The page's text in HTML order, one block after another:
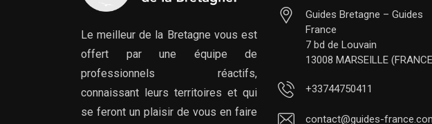
Le meilleur de la Bretagne vous est
offert par une équipe de
professionnels réactifs,
connaissant leurs territoires et qui
se feront un plaisir de vous en faire
Guides Bretagne – Guides
France
7 bd de Louvain
13008 MARSEILLE
+33744750411
contact@guides-